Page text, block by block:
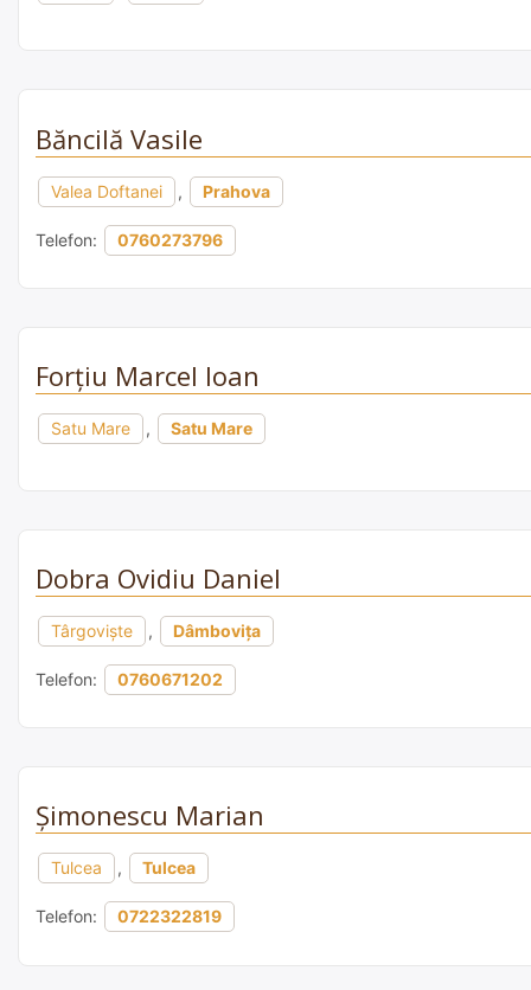
Băncilă Vasile
Valea Doftanei , Prahova
Telefon: 0760273796
Forțiu Marcel Ioan
Satu Mare , Satu Mare
Dobra Ovidiu Daniel
Târgoviște , Dâmbovița
Telefon: 0760671202
Şimonescu Marian
Tulcea , Tulcea
Telefon: 0722322819